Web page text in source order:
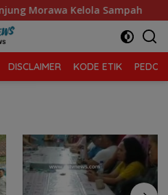
Morawa Kelola Sampah
DISCLAIMER KODE ETIK